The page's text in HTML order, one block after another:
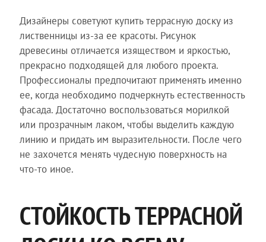
Дизайнеры советуют купить террасную доску из
лиственницы из-за ее красоты. Рисунок
древесины отличается изяществом и яркостью,
прекрасно подходящей для любого проекта.
Профессионалы предпочитают применять именно
ее, когда необходимо подчеркнуть естественность
фасада. Достаточно воспользоваться морилкой
или прозрачным лаком, чтобы выделить каждую
линию и придать им выразительности. После чего
не захочется менять чудесную поверхность на
что-то иное.
СТОЙКОСТЬ ТЕРРАСНОЙ